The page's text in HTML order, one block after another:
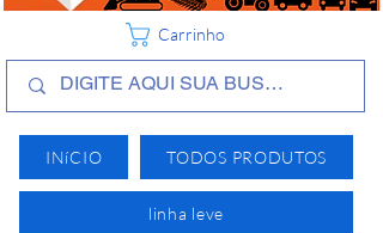
INíCIO TODOS PRODUTOS
linha leve
Carrinho